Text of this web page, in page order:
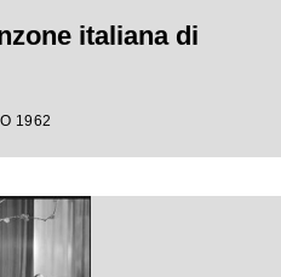
italiana di
1962